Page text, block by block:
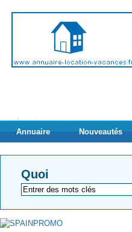
Annuaire Nouveautés
Quoi